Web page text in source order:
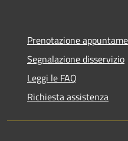
Prenotazione
Segnalazione disservizio
Leggi le FAQ
Richiesta assistenza